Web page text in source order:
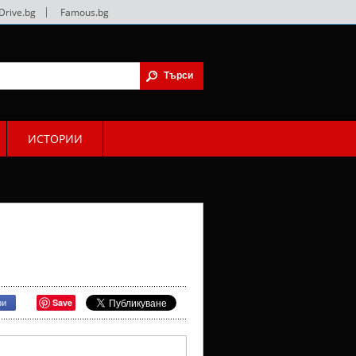
Famous.bg
ИСТОРИИ
Save